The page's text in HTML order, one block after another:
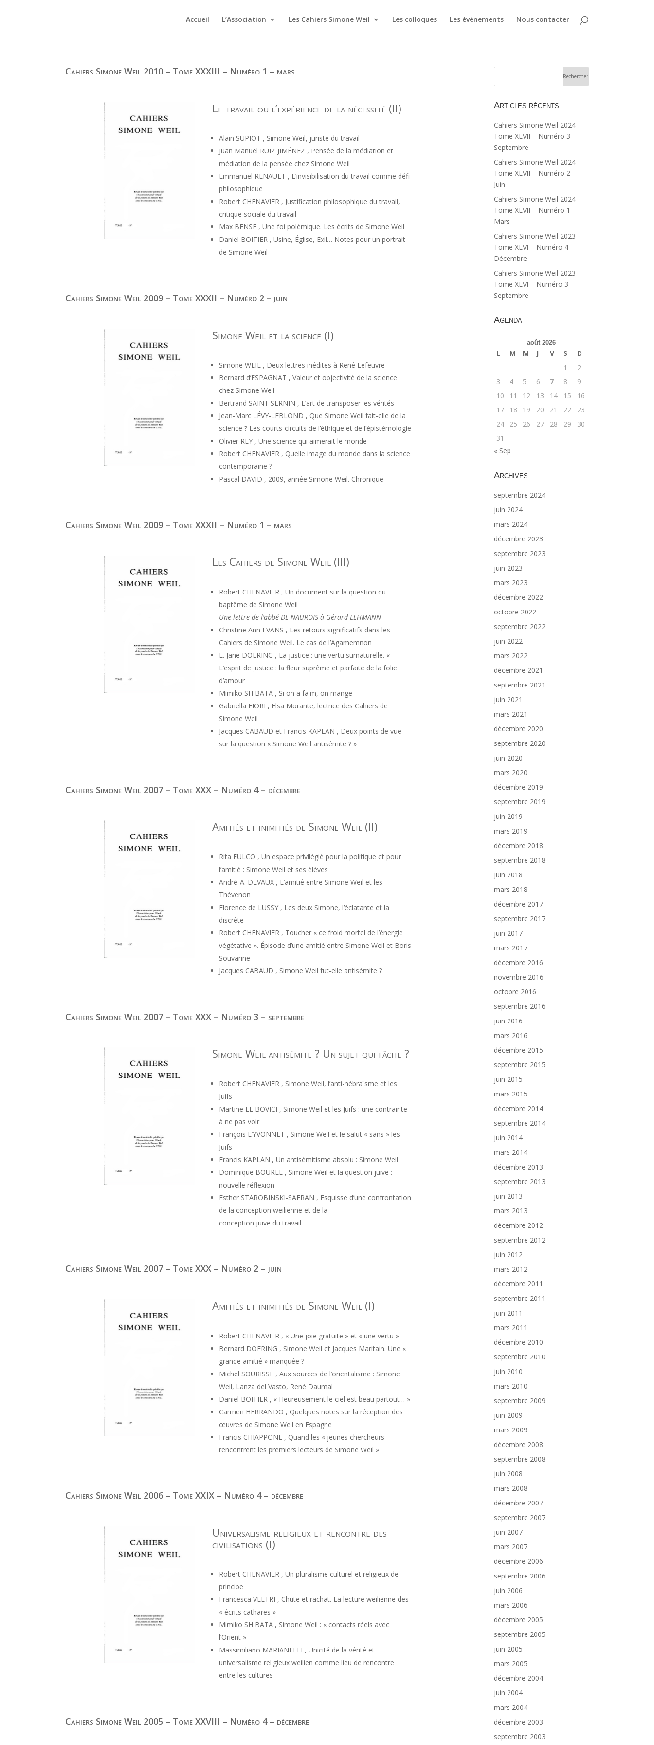
Accueil L’Association Les Cahiers Simone Weil Les colloques Les événements Nous contacter
Cahiers Simone Weil 2010 – Tome XXXIII – Numéro 1 – mars
Le travail ou l’expérience de la nécessité (II)
Alain SUPIOT , Simone Weil, juriste du travail
Juan Manuel RUIZ JIMÉNEZ , Pensée de la médiation et
médiation de la pensée chez Simone Weil
Emmanuel RENAULT , L’invisibilisation du travail comme défi
philosophique
Robert CHENAVIER , Justification philosophique du travail,
critique sociale du travail
Max BENSE , Une foi polémique. Les écrits de Simone Weil
Daniel BOITIER , Usine, Église, Exil… Notes pour un portrait
de Simone Weil
Cahiers Simone Weil 2009 – Tome XXXII – Numéro 2 – juin
Simone Weil et la science (I)
Simone WEIL , Deux lettres inédites à René Lefeuvre
Bernard d’ESPAGNAT , Valeur et objectivité de la science
chez Simone Weil
Bertrand SAINT SERNIN , L’art de transposer les vérités
Jean-Marc LÉVY-LEBLOND , Que Simone Weil fait-elle de la
science ? Les courts-circuits de l’éthique et de l’épistémologie
Olivier REY , Une science qui aimerait le monde
Robert CHENAVIER , Quelle image du monde dans la science
contemporaine ?
Pascal DAVID , 2009, année Simone Weil. Chronique
Cahiers Simone Weil 2009 – Tome XXXII – Numéro 1 – mars
Les Cahiers de Simone Weil (III)
Robert CHENAVIER , Un document sur la question du
baptême de Simone Weil
Une lettre de l’abbé DE NAUROIS à Gérard LEHMANN
Christine Ann EVANS , Les retours significatifs dans les
Cahiers de Simone Weil. Le cas de l’Agamemnon
E. Jane DOERING , La justice : une vertu surnaturelle. «
L’esprit de justice : la fleur suprême et parfaite de la folie
d’amour
Mimiko SHIBATA , Si on a faim, on mange
Gabriella FIORI , Elsa Morante, lectrice des Cahiers de
Simone Weil
Jacques CABAUD et Francis KAPLAN , Deux points de vue
sur la question « Simone Weil antisémite ? »
Cahiers Simone Weil 2007 – Tome XXX – Numéro 4 – décembre
Amitiés et inimitiés de Simone Weil (II)
Rita FULCO , Un espace privilégié pour la politique et pour
l’amitié : Simone Weil et ses élèves
André-A. DEVAUX , L’amitié entre Simone Weil et les
Thévenon
Florence de LUSSY , Les deux Simone, l’éclatante et la
discrète
Robert CHENAVIER , Toucher « ce froid mortel de l’énergie
végétative ». Épisode d’une amitié entre Simone Weil et Boris
Souvarine
Jacques CABAUD , Simone Weil fut-elle antisémite ?
Cahiers Simone Weil 2007 – Tome XXX – Numéro 3 – septembre
Simone Weil antisémite ? Un sujet qui fâche ?
Robert CHENAVIER , Simone Weil, l’anti-hébraïsme et les
Juifs
Martine LEIBOVICI , Simone Weil et les Juifs : une contrainte
à ne pas voir
François L’YVONNET , Simone Weil et le salut « sans » les
Juifs
Francis KAPLAN , Un antisémitisme absolu : Simone Weil
Dominique BOUREL , Simone Weil et la question juive :
nouvelle réflexion
Esther STAROBINSKI-SAFRAN , Esquisse d’une confrontation
de la conception weilienne et de la
conception juive du travail
Cahiers Simone Weil 2007 – Tome XXX – Numéro 2 – juin
Amitiés et inimitiés de Simone Weil (I)
Robert CHENAVIER , « Une joie gratuite » et « une vertu »
Bernard DOERING , Simone Weil et Jacques Maritain. Une «
grande amitié » manquée ?
Michel SOURISSE , Aux sources de l’orientalisme : Simone
Weil, Lanza del Vasto, René Daumal
Daniel BOITIER , « Heureusement le ciel est beau partout… »
Carmen HERRANDO , Quelques notes sur la réception des
œuvres de Simone Weil en Espagne
Francis CHIAPPONE , Quand les « jeunes chercheurs
rencontrent les premiers lecteurs de Simone Weil »
Cahiers Simone Weil 2006 – Tome XXIX – Numéro 4 – décembre
Universalisme religieux et rencontre des
civilisations (I)
Robert CHENAVIER , Un pluralisme culturel et religieux de
principe
Francesca VELTRI , Chute et rachat. La lecture weilienne des
« écrits cathares »
Mimiko SHIBATA , Simone Weil : « contacts réels avec
l’Orient »
Massimiliano MARIANELLI , Unicité de la vérité et
universalisme religieux weilien comme lieu de rencontre
entre les cultures
Cahiers Simone Weil 2005 – Tome XXVIII – Numéro 4 – décembre
Articles récents
Cahiers Simone Weil 2024 –
Tome XLVII – Numéro 3 –
Septembre
Cahiers Simone Weil 2024 –
Tome XLVII – Numéro 2 –
Juin
Cahiers Simone Weil 2024 –
Tome XLVII – Numéro 1 –
Mars
Cahiers Simone Weil 2023 –
Tome XLVI – Numéro 4 –
Décembre
Cahiers Simone Weil 2023 –
Tome XLVI – Numéro 3 –
Septembre
Agenda
août 2026
L M M J V S
D
1
2
3
4 5 6 7 8
9
10
11 12 13 14 15
16
17
18 19 20 21 22
23
24
25 26 27 28 29
30
31
« Sep
Archives
septembre 2024
juin 2024
mars 2024
décembre 2023
septembre 2023
juin 2023
mars 2023
décembre 2022
octobre 2022
septembre 2022
juin 2022
mars 2022
décembre 2021
septembre 2021
juin 2021
mars 2021
décembre 2020
septembre 2020
juin 2020
mars 2020
décembre 2019
septembre 2019
juin 2019
mars 2019
décembre 2018
septembre 2018
juin 2018
mars 2018
décembre 2017
septembre 2017
juin 2017
mars 2017
décembre 2016
novembre 2016
octobre 2016
septembre 2016
juin 2016
mars 2016
décembre 2015
septembre 2015
juin 2015
mars 2015
décembre 2014
septembre 2014
juin 2014
mars 2014
décembre 2013
septembre 2013
juin 2013
mars 2013
décembre 2012
septembre 2012
juin 2012
mars 2012
décembre 2011
septembre 2011
juin 2011
mars 2011
décembre 2010
septembre 2010
juin 2010
mars 2010
septembre 2009
juin 2009
mars 2009
décembre 2008
septembre 2008
juin 2008
mars 2008
décembre 2007
septembre 2007
juin 2007
mars 2007
décembre 2006
septembre 2006
juin 2006
mars 2006
décembre 2005
septembre 2005
juin 2005
mars 2005
décembre 2004
juin 2004
mars 2004
décembre 2003
septembre 2003